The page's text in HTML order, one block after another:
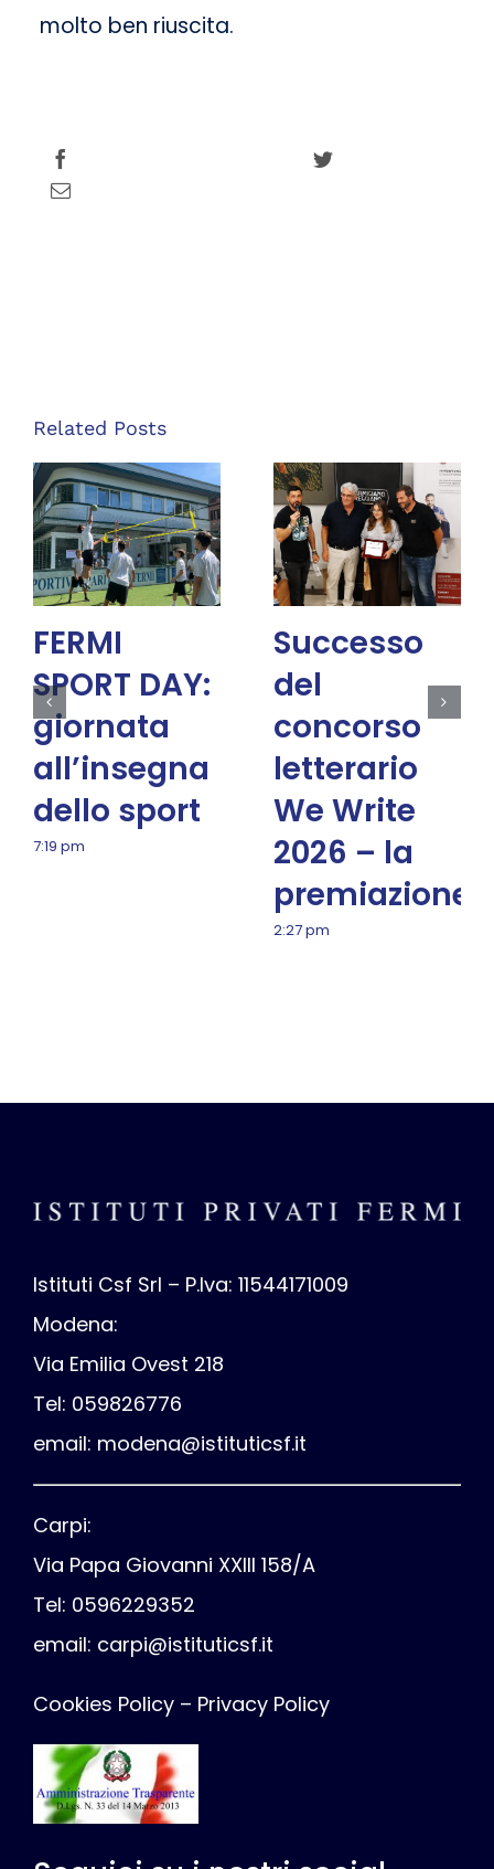
molto ben riuscita.
Related Posts
FERMI
SPORT DAY:
giornata
all’insegna
dello sport
7:19 pm
Successo
del
concorso
letterario
We Write
2026 – la
premiazione
2:27 pm
Istituti Csf Srl – P.Iva: 11544171009
Modena:
Via Emilia Ovest 218
Tel: 059826776
email: modena@istituticsf.it
Carpi:
Via Papa Giovanni XXIII 158/A
Tel: 0596229352
email: carpi@istituticsf.it
Cookies Policy– Privacy Policy